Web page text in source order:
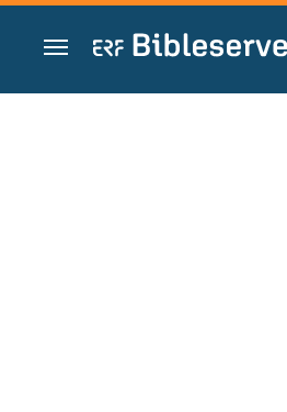
Sari la conținut